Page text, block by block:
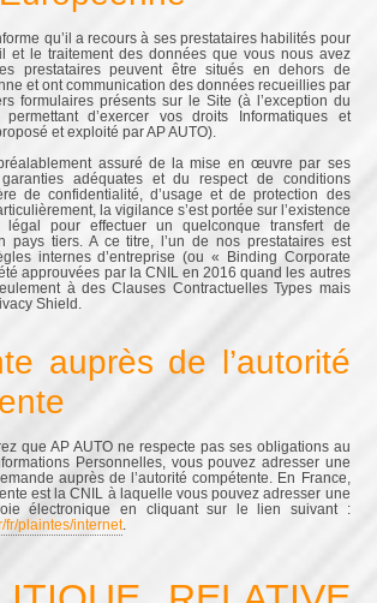
qu’il a recours à ses prestataires habilités pour
et le traitement des données que vous nous avez
prestataires peuvent être situés en dehors de
et ont communication des données recueillies par
formulaires présents sur le Site (à l’exception du
d’exercer vos droits Informatiques et
et exploité par AP AUTO).
assuré de la mise en œuvre par ses
adéquates et du respect de conditions
de confidentialité, d’usage et de protection des
la vigilance s’est portée sur l’existence
légal pour effectuer un quelconque transfert de
pays tiers. A ce titre, l’un de nos prestataires est
internes d’entreprise (ou « Binding Corporate
approuvées par la CNIL en 2016 quand les autres
à des Clauses Contractuelles Types mais
Shield.
auprès de l’autorité
que AP AUTO ne respecte pas ses obligations au
Personnelles, vous pouvez adresser une
auprès de l’autorité compétente. En France,
est la CNIL à laquelle vous pouvez adresser une
électronique en cliquant sur le lien suivant :
fr/plaintes/internet.